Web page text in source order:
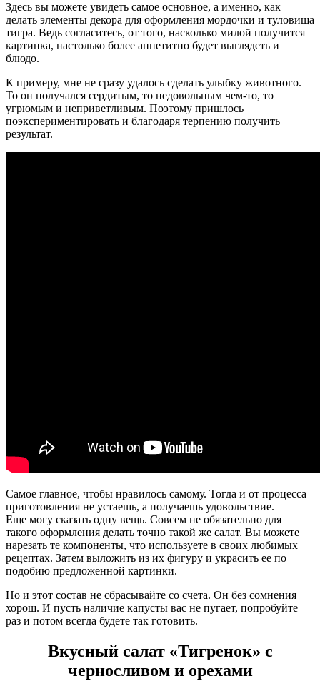
Здесь вы можете увидеть самое основное, а именно, как
делать элементы декора для оформления мордочки и туловища
тигра. Ведь согласитесь, от того, насколько милой получится
картинка, настолько более аппетитно будет выглядеть и
блюдо.
К примеру, мне не сразу удалось сделать улыбку животного.
То он получался сердитым, то недовольным чем-то, то
угрюмым и неприветливым. Поэтому пришлось
поэкспериментировать и благодаря терпению получить
результат.
Самое главное, чтобы нравилось самому. Тогда и от процесса
приготовления не устаешь, а получаешь удовольствие.
Еще могу сказать одну вещь. Совсем не обязательно для
такого оформления делать точно такой же салат. Вы можете
нарезать те компоненты, что используете в своих любимых
рецептах. Затем выложить из их фигуру и украсить ее по
подобию предложенной картинки.
Но и этот состав не сбрасывайте со счета. Он без сомнения
хорош. И пусть наличие капусты вас не пугает, попробуйте
раз и потом всегда будете так готовить.
Вкусный салат «Тигренок» с
черносливом и орехами